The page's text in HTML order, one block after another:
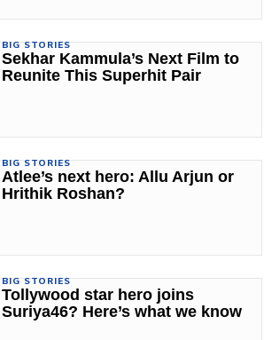
BIG STORIES
Sekhar Kammula’s Next Film to
Reunite This Superhit Pair
BIG STORIES
Atlee’s next hero: Allu Arjun or
Hrithik Roshan?
BIG STORIES
Tollywood star hero joins
Suriya46? Here’s what we know